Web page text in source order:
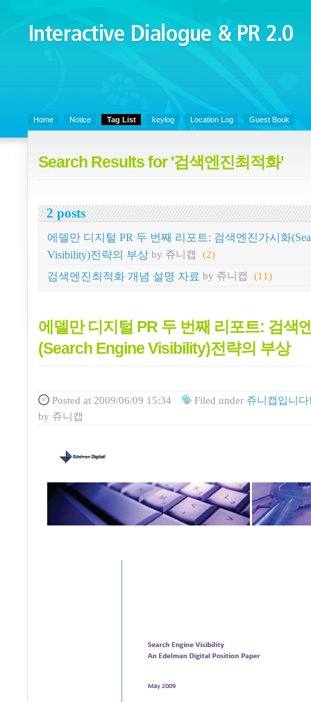
Interactive Dialogue &
PR 2.0
Home Notice Tag List keylog Location Log Guest Book
Search Results for '검색엔진최적화'
2 posts
에델만 디지털 PR 두 번째 리포트: 검색엔진가시화
Visibility)전략의 부상 by 쥬니캡 (2)
검색엔진최적화 개념 설명 자료 by 쥬니캡 (11)
에델만 디지털 PR 두 번째 리포트: 검색
(Search Engine Visibility)전략의 부상
Posted at 2009/06/09 15:34 Filed under 쥬니캡입니
by 쥬니캡